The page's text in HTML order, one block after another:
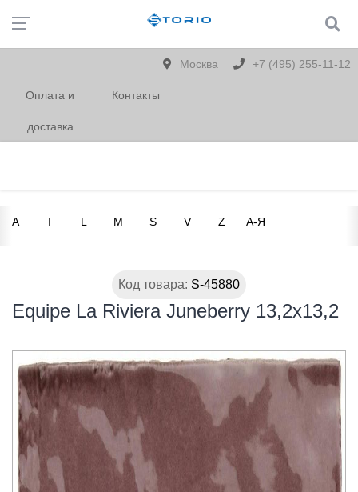
Москва +7 (495) 255-11-12
Оплата и
доставка
Контакты
A I L M S V Z А-Я
Код товара: S-45880
Equipe La Riviera Juneberry 13,2x13,2